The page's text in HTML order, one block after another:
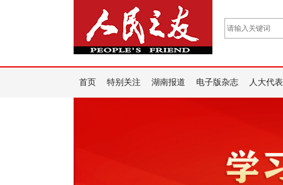
首页 特别关注 湖南报道 电子版杂志 人大代表